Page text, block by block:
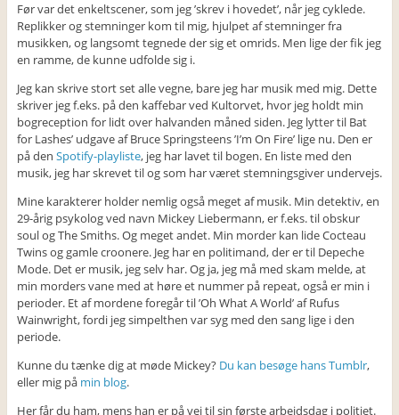
Før var det enkeltscener, som jeg ’skrev i hovedet’, når jeg cyklede.
Replikker og stemninger kom til mig, hjulpet af stemninger fra
musikken, og langsomt tegnede der sig et omrids. Men lige der fik jeg
en ramme, de kunne udfolde sig i.
Jeg kan skrive stort set alle vegne, bare jeg har musik med mig. Dette
skriver jeg f.eks. på den kaffebar ved Kultorvet, hvor jeg holdt min
bogreception for lidt over halvanden måned siden. Jeg lytter til Bat
for Lashes’ udgave af Bruce Springsteens ’I’m On Fire’ lige nu. Den er
på den Spotify-playliste, jeg har lavet til bogen. En liste med den
musik, jeg har skrevet til og som har været stemningsgiver undervejs.
Mine karakterer holder nemlig også meget af musik. Min detektiv, en
29-årig psykolog ved navn Mickey Liebermann, er f.eks. til obskur
soul og The Smiths. Og meget andet. Min morder kan lide Cocteau
Twins og gamle croonere. Jeg har en politimand, der er til Depeche
Mode. Det er musik, jeg selv har. Og ja, jeg må med skam melde, at
min morders vane med at høre et nummer på repeat, også er min i
perioder. Et af mordene foregår til ’Oh What A World’ af Rufus
Wainwright, fordi jeg simpelthen var syg med den sang lige i den
periode.
Kunne du tænke dig at møde Mickey? Du kan besøge hans Tumblr,
eller mig på min blog.
Her får du ham, mens han er på vej til sin første arbejdsdag i politiet.